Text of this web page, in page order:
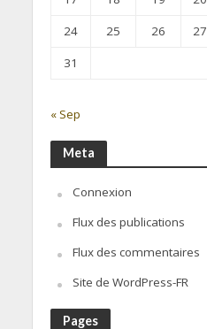
24
25 26 27
31
« Sep
Meta
Connexion
Flux des publications
Flux des commentaires
Site de WordPress-FR
Pages